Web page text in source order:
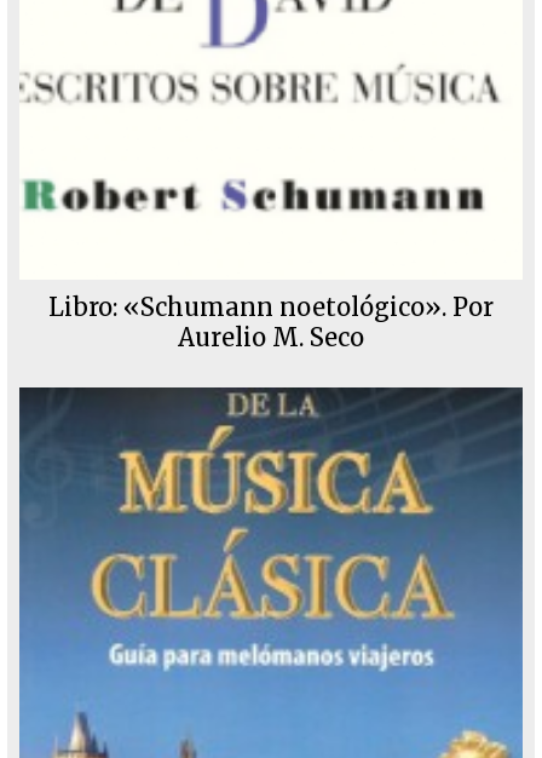
Libro: «Schumann noetológico». Por
Aurelio M. Seco